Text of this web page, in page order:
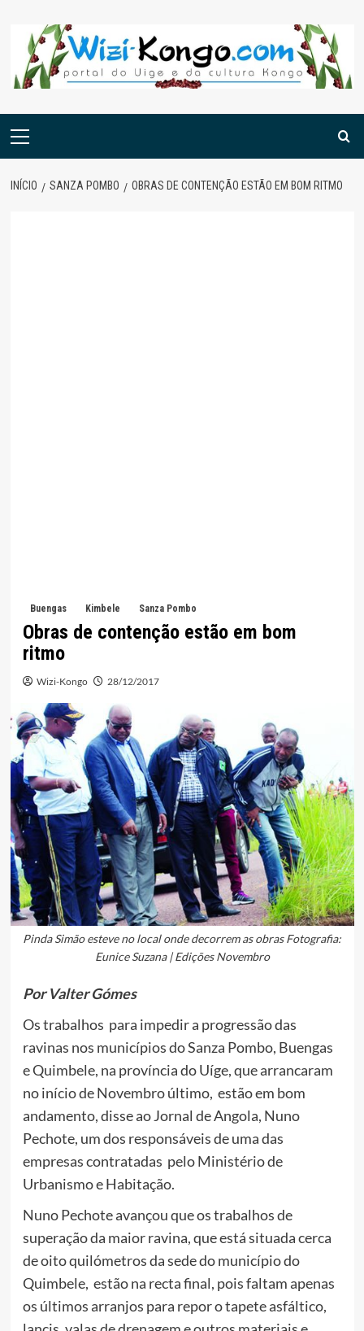
content
Menu
INÍCIO SANZA POMBO OBRAS DE CONTENÇÃO ESTÃO EM BOM RITMO
Buengas Kimbele Sanza Pombo
Obras de contenção estão em bom
ritmo
Wizi-Kongo 28/12/2017
Pinda Simão esteve no local onde decorrem as obras Fotografia:
Eunice Suzana | Edições Novembro
Por Valter Gómes
Os trabalhos para impedir a progressão das
ravinas nos municípios do Sanza Pombo, Buengas
e Quimbele, na província do Uíge, que arrancaram
no início de Novembro último, estão em bom
andamento, disse ao Jornal de Angola, Nuno
Pechote, um dos responsáveis de uma das
empresas contratadas pelo Ministério de
Urbanismo e Habitação.
Nuno Pechote avançou que os trabalhos de
superação da maior ravina, que está situada cerca
de oito quilómetros da sede do município do
Quimbele, estão na recta final, pois faltam apenas
os últimos arranjos para repor o tapete as­fáltico,